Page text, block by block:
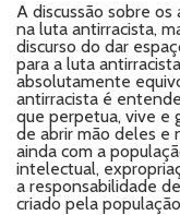
A discussão sobre os
na luta antirracista,
discurso do dar
para a luta
absolutamente
antirracista é
que perpetua, vive e
de abrir mão deles e
ainda com a
intelectual,
a responsabilidade
criado pela